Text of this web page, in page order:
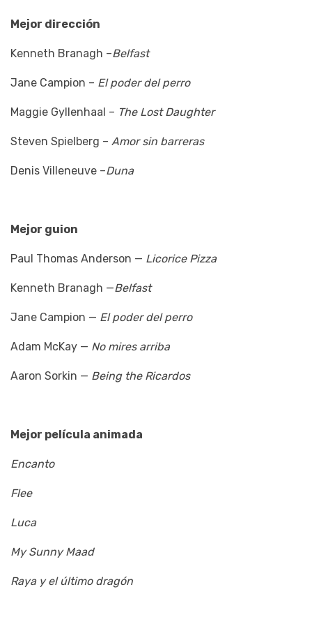
Mejor dirección
Kenneth Branagh –Belfast
Jane Campion – El poder del perro
Maggie Gyllenhaal – The Lost Daughter
Steven Spielberg – Amor sin barreras
Denis Villeneuve –Duna
Mejor guion
Paul Thomas Anderson — Licorice Pizza
Kenneth Branagh —Belfast
Jane Campion — El poder del perro
Adam McKay — No mires arriba
Aaron Sorkin — Being the Ricardos
Mejor película animada
Encanto
Flee
Luca
My Sunny Maad
Raya y el último dragón